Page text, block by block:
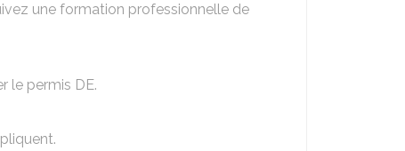
une formation professionnelle de
le permis DE.